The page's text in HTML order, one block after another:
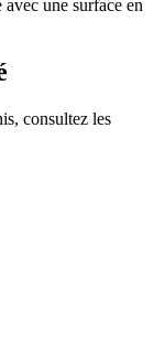
une surface en
, consultez les